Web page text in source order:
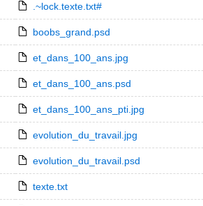
.~lock.texte.txt#
boobs_grand.psd
et_dans_100_ans.jpg
et_dans_100_ans.psd
et_dans_100_ans_pti.jpg
evolution_du_travail.jpg
evolution_du_travail.psd
texte.txt